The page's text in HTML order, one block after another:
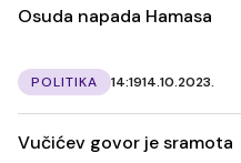
Osuda napada Hamasa
POLITIKA 14:1914.10.2023.
Vučićev govor je sramota